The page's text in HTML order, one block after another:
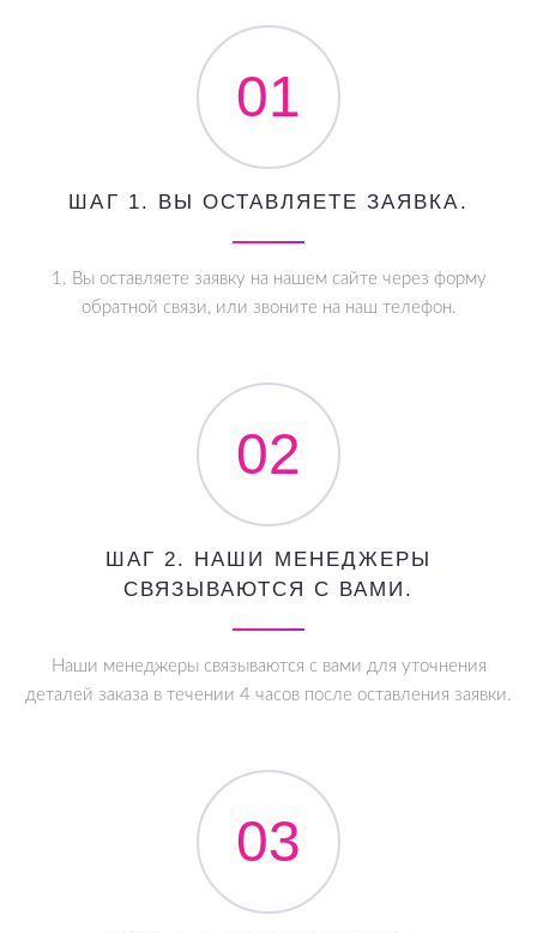
01
ШАГ 1. ВЫ ОСТАВЛЯЕТЕ ЗАЯВКА.
1. Вы оставляете заявку на нашем сайте через форму
обратной связи, или звоните на наш телефон.
02
ШАГ 2. НАШИ МЕНЕДЖЕРЫ
СВЯЗЫВАЮТСЯ С ВАМИ.
Наши менеджеры связываются с вами для уточнения
деталей заказа в течении 4 часов после оставления заявки.
03